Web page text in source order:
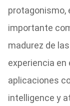
protagonismo,
importante
madurez de
experiencia en
aplicaciones
intelligence y